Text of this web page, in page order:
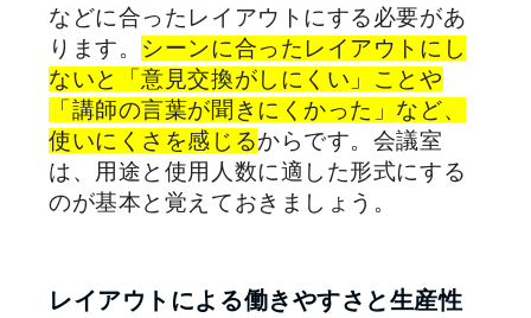
などに合ったレイアウトにする必要があ
ります。 シーンに合ったレイアウトにし
ないと「意見交換がしにくい」ことや
「講師の言葉が聞きにくかった」など、
使いにくさを感じるからです。会議室
は、用途と使用人数に適した形式にする
のが基本と覚えておきましょう。
レイアウトによる働きやすさと生産性